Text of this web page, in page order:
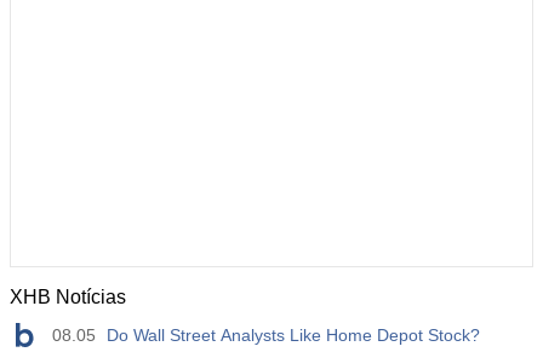
XHB Notícias
08.05
Do Wall Street Analysts Like Home Depot Stock?